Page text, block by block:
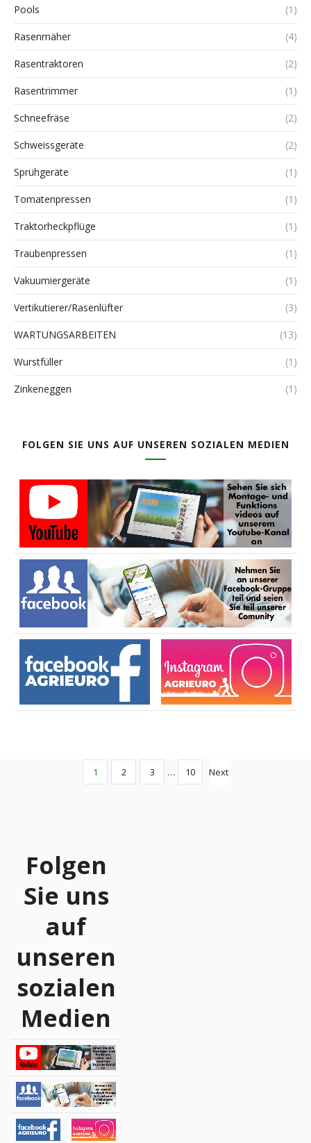
Pools (1)
Rasenmäher (4)
Rasentraktoren (2)
Rasentrimmer (1)
Schneefräse (2)
Schweissgeräte (2)
Sprühgeräte (1)
Tomatenpressen (1)
Traktorheckpflüge (1)
Traubenpressen (1)
Vakuumiergeräte (1)
Vertikutierer/Rasenlüfter (3)
WARTUNGSARBEITEN (13)
Wurstfüller (1)
Zinkeneggen (1)
FOLGEN SIE UNS AUF UNSEREN SOZIALEN MEDIEN
1 2 3 … 10 Next
Folgen
Sie uns
auf
unseren
sozialen
Medien